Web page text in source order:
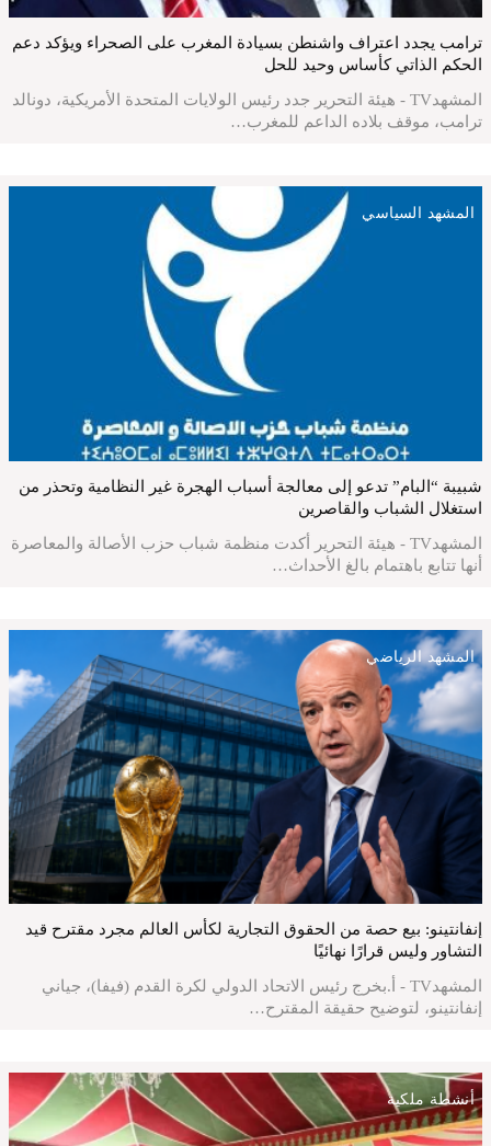
ترامب يجدد اعتراف واشنطن بسيادة المغرب على الصحراء ويؤكد دعم
الحكم الذاتي كأساس وحيد للحل
المشهدTV - هيئة التحرير جدد رئيس الولايات المتحدة الأمريكية، دونالد
ترامب، موقف بلاده الداعم للمغرب…
المشهد السياسي
شبيبة “البام” تدعو إلى معالجة أسباب الهجرة غير النظامية وتحذر من
استغلال الشباب والقاصرين
المشهدTV - هيئة التحرير أكدت منظمة شباب حزب الأصالة والمعاصرة
أنها تتابع باهتمام بالغ الأحداث…
المشهد الرياضي
إنفانتينو: بيع حصة من الحقوق التجارية لكأس العالم مجرد مقترح قيد
التشاور وليس قرارًا نهائيًا
المشهدTV - أ.بخرج رئيس الاتحاد الدولي لكرة القدم (فيفا)، جياني
إنفانتينو، لتوضيح حقيقة المقترح…
أنشطة ملكية